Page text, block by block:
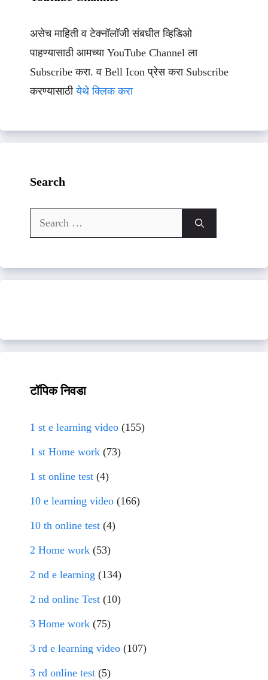
असेच माहिती व टेक्नॉलॉजी संबधीत व्हिडिओ
पाहण्यासाठी आमच्या YouTube Channel ला
Subscribe करा. व Bell Icon प्रेस करा Subscribe
करण्यासाठीयेथे क्लिक करा
Search
Search
for:
टॉपिक निवडा
1 st e learning video (155)
1 st Home work (73)
1 st online test (4)
10 e learning video (166)
10 th online test (4)
2 Home work (53)
2 nd e learning (134)
2 nd online Test (10)
3 Home work (75)
3 rd e learning video (107)
3 rd online test (5)